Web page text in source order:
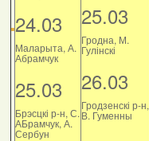
24.03
Маларыта, А.
Абрамчук
25.03
Брэсцкі р-н, С.
АБрамчук, А.
Сербун
25.03
Гродна, М.
Гулінскі
26.03
Гродзенскі р-н,
В. Гуменны